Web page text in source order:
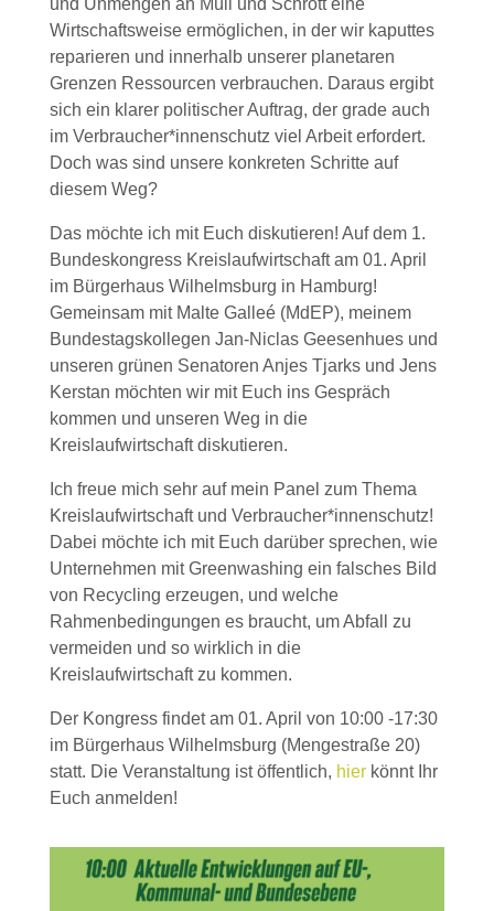
und Unmengen an Müll und Schrott eine
Wirtschaftsweise ermöglichen, in der wir kaputtes
reparieren und innerhalb unserer planetaren
Grenzen Ressourcen verbrauchen. Daraus ergibt
sich ein klarer politischer Auftrag, der grade auch
im Verbraucher*innenschutz viel Arbeit erfordert.
Doch was sind unsere konkreten Schritte auf
diesem Weg?
Das möchte ich mit Euch diskutieren! Auf dem 1.
Bundeskongress Kreislaufwirtschaft am 01. April
im Bürgerhaus Wilhelmsburg in Hamburg!
Gemeinsam mit Malte Galleé (MdEP), meinem
Bundestagskollegen Jan-Niclas Geesenhues und
unseren grünen Senatoren Anjes Tjarks und Jens
Kerstan möchten wir mit Euch ins Gespräch
kommen und unseren Weg in die
Kreislaufwirtschaft diskutieren.
Ich freue mich sehr auf mein Panel zum Thema
Kreislaufwirtschaft und Verbraucher*innenschutz!
Dabei möchte ich mit Euch darüber sprechen, wie
Unternehmen mit Greenwashing ein falsches Bild
von Recycling erzeugen, und welche
Rahmenbedingungen es braucht, um Abfall zu
vermeiden und so wirklich in die
Kreislaufwirtschaft zu kommen.
Der Kongress findet am 01. April von 10:00 -17:30
im Bürgerhaus Wilhelmsburg (Mengestraße 20)
statt. Die Veranstaltung ist öffentlich, hierkönnt Ihr
Euch anmelden!